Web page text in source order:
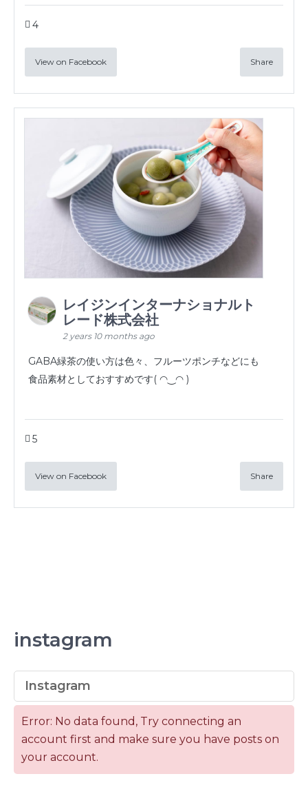
4
View on Facebook Share
レイジンインターナショナルト
レード株式会社
2 years 10 months ago
GABA緑茶の使い方は色々、フルーツポンチなどにも
食品素材としておすすめです( ◠‿◠ )
5
View on Facebook Share
instagram
Instagram
Error: No data found, Try connecting an
account first and make sure you have posts on
your account.